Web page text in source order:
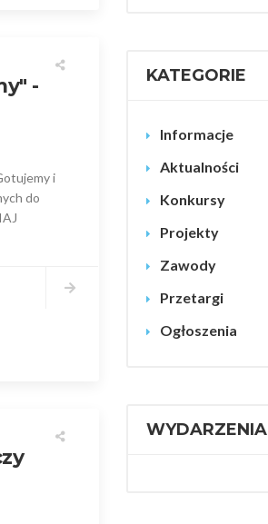
-
i
do
KATEGORIE
Informacje
Aktualności
Konkursy
Projekty
Zawody
Przetargi
Ogłoszenia
WYDARZENIA